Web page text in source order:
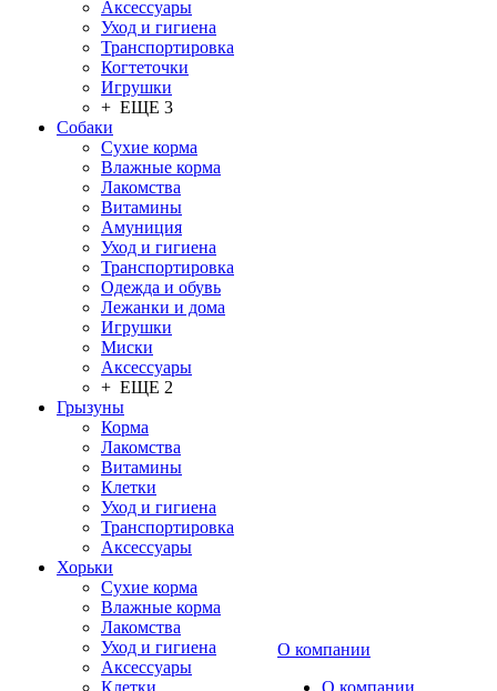
Аксессуары
Уход и гигиена
Транспортировка
Когтеточки
Игрушки
+ ЕЩЕ 3
Собаки
Сухие корма
Влажные корма
Лакомства
Витамины
Амуниция
Уход и гигиена
Транспортировка
Одежда и обувь
Лежанки и дома
Игрушки
Миски
Аксессуары
+ ЕЩЕ 2
Грызуны
Корма
Лакомства
Витамины
Клетки
Уход и гигиена
Транспортировка
Аксессуары
Хорьки
Сухие корма
Влажные корма
Лакомства
Уход и гигиена
Аксессуары
Клетки
О компании
О компании